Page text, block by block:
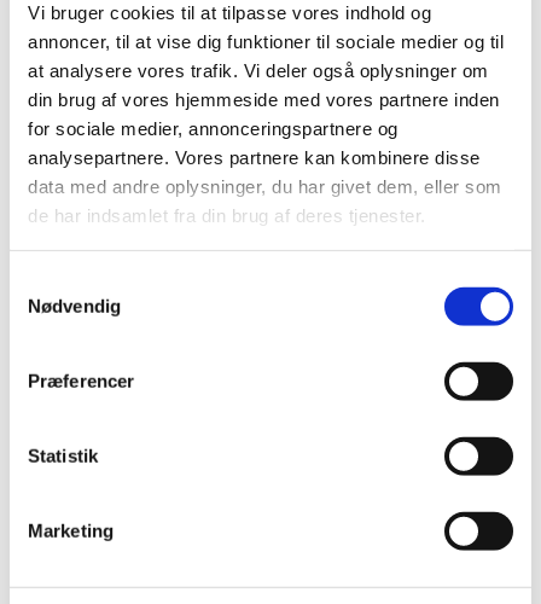
Vi bruger cookies til at tilpasse vores indhold og
annoncer, til at vise dig funktioner til sociale medier og til
at analysere vores trafik. Vi deler også oplysninger om
din brug af vores hjemmeside med vores partnere inden
for sociale medier, annonceringspartnere og
analysepartnere. Vores partnere kan kombinere disse
data med andre oplysninger, du har givet dem, eller som
de har indsamlet fra din brug af deres tjenester.
Nødvendig
Præferencer
Statistik
Marketing
»Denne aften handler det om en af de mere flyvske dage i
kirkeåret. Ifølge traditionen farerJesustil himmels på
Kristi Himmelfartsdag. Men hvornår begyndte vi at fejre
den, og var der særlige traditioner forbundet med den?
Det er noget afg det, vi vil se nærmere på,« siger
sognepræstLisbeth Juhl Jørgensen.
Sammen med organist Stefán Arason står hun for
aftenen. Og traditionen tro vil foredraget være en
enkelt højtid, og sammen med det talte ord skaber de en
helhedsoplevelse. Derfor vil der også være fællessang